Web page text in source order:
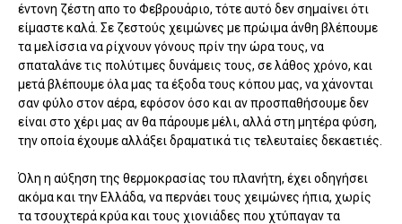
έντονη ζέστη απο το Φεβρουάριο, τότε αυτό δεν σημαίνει ότι
είμαστε καλά. Σε ζεστούς χειμώνες με πρώιμα άνθη βλέπουμε
τα μελίσσια να ρίχνουν γόνους πρίν την ώρα τους, να
σπαταλάνε τις πολύτιμες δυνάμεις τους, σε λάθος χρόνο, και
μετά βλέπουμε όλα μας τα έξοδα τους κόπου μας, να χάνονται
σαν φύλο στον αέρα, εφόσον όσο και αν προσπαθήσουμε δεν
είναι στο χέρι μας αν θα πάρουμε μέλι, αλλά στη μητέρα φύση,
την οποία έχουμε αλλάξει δραματικά τις τελευταίες δεκαετιές.
Όλη η αύξηση της θερμοκρασίας του πλανήτη, έχει οδηγήσει
ακόμα και την Ελλάδα, να περνάει τους χειμώνες ήπια, χωρίς
τα τσουχτερά κρύα και τους χιονιάδες που χτύπαγαν τα